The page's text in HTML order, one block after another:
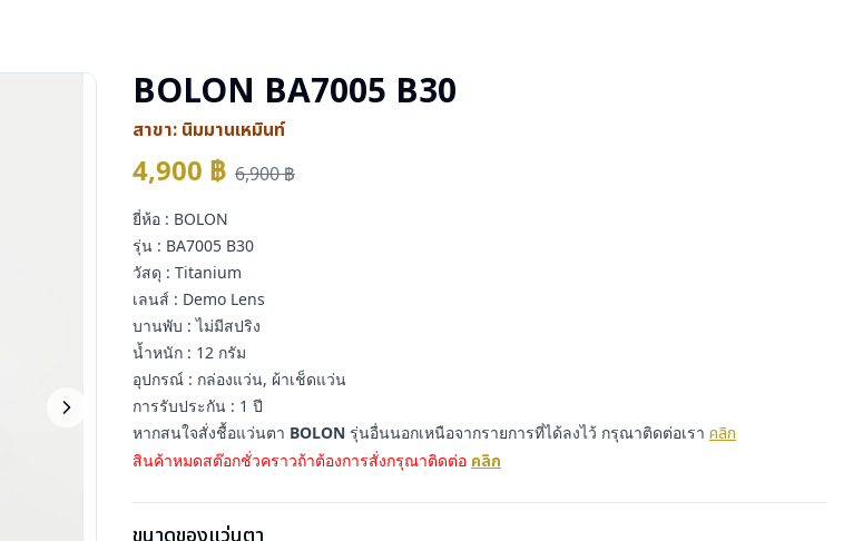
BOLON BA7005 B30
สาขา: นิมมานเหมินท์
4,900 ฿ 6,900฿
ยี่ห้อ : BOLON
รุ่น : BA7005 B30
วัสดุ : Titanium
เลนส์ : Demo Lens
บานพับ : ไม่มีสปริง
น้ำหนัก : 12 กรัม
อุปกรณ์ : กล่องแว่น, ผ้าเช็ดแว่น
การรับประกัน : 1 ปี
หากสนใจสั่งชื้อแว่นตา BOLON รุ่นอื่นนอกเหนือจากรายการที่ได้ลงไว้ กรุณาติดต่อเรา คลิก
สินค้าหมดสต๊อกชั่วคราวถ้าต้องการสั่งกรุณาติดต่อ คลิก